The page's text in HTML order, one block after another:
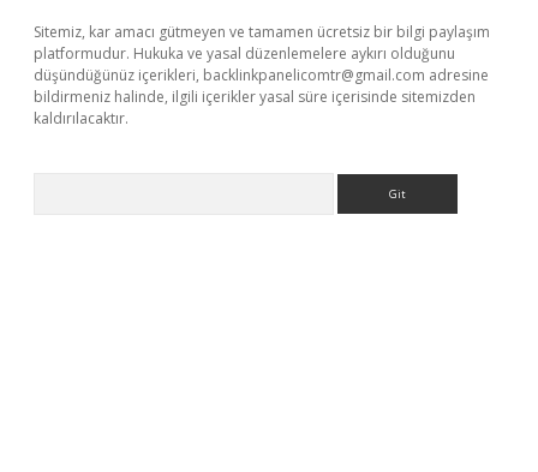
Sitemiz, kar amacı gütmeyen ve tamamen ücretsiz bir bilgi paylaşım
platformudur. Hukuka ve yasal düzenlemelere aykırı olduğunu
düşündüğünüz içerikleri, backlinkpanelicomtr@gmail.com adresine
bildirmeniz halinde, ilgili içerikler yasal süre içerisinde sitemizden
kaldırılacaktır.